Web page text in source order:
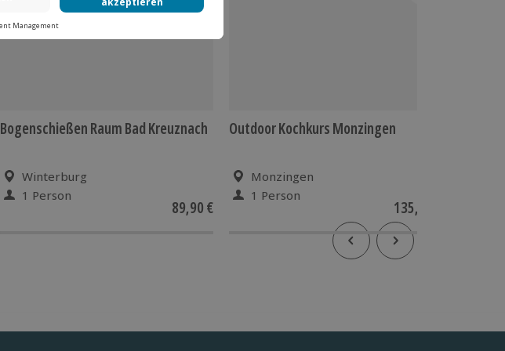
Bogenschießen Raum Bad Kreuznach
Winterburg
1 Person
89,90 €
Outdoor Kochkurs Monzingen
Monzingen
1 Person
135,90 €